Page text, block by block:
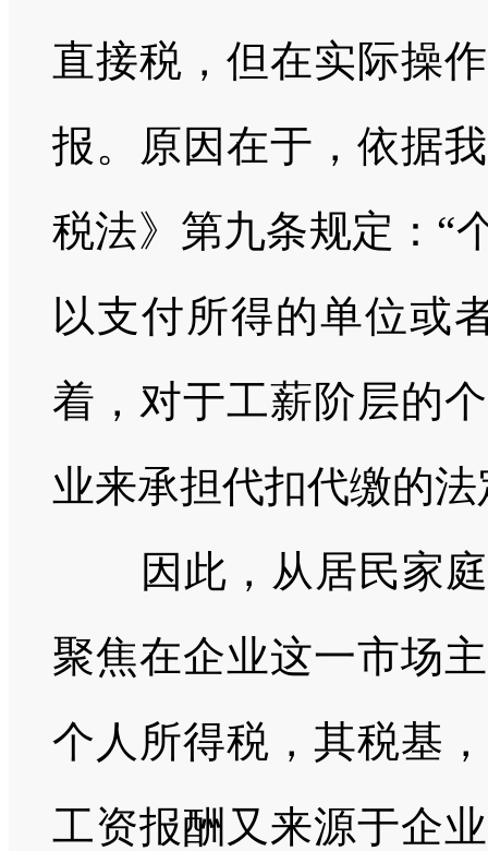
直接税，但在实际操
报。原因在于，依据
税法》第九条规定： “
以支付所得的单位或
着，对于工薪阶层的
业来承担代扣代缴的
因此，从居民家庭
聚焦在企业这一市场
个人所得税，其税基
工资报酬又来源于企